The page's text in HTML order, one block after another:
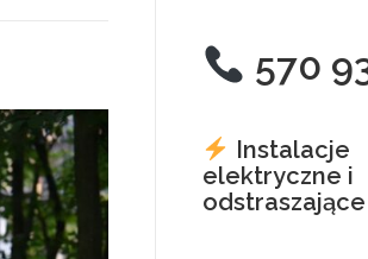
570
Instalacje
elektryczne i
odstraszające